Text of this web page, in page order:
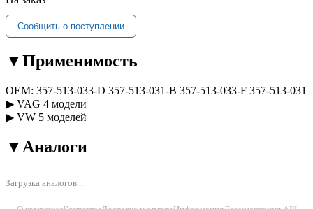
Сообщить о поступлении
▼Применимость
OEM: 357-513-033-D 357-513-031-B 357-513-033-F 357-513-031
▶ VAG 4 модели
▶ VW 5 моделей
▼ Аналоги
Загрузка аналогов...